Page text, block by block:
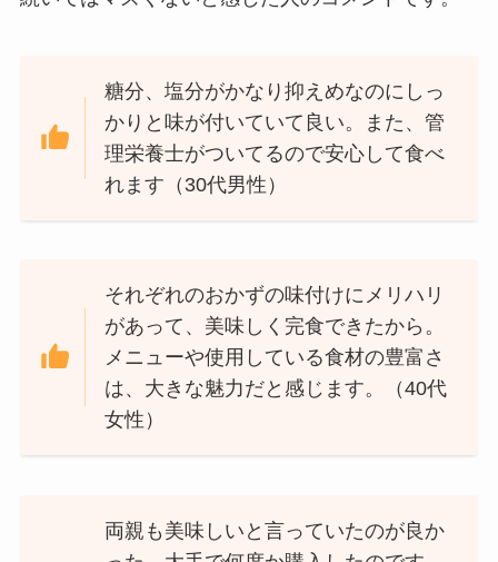
糖分、塩分がかなり抑えめなのにしっ
かりと味が付いていて良い。また、管
理栄養士がついてるので安心して食べ
れます（30代男性）
それぞれのおかずの味付けにメリハリ
があって、美味しく完食できたから。
メニューや使用している食材の豊富さ
は、大きな魅力だと感じます。（40代
女性）
両親も美味しいと言っていたのが良か